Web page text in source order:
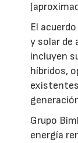
El
y solar de
incluyen
híbridos,
Grupo
energía